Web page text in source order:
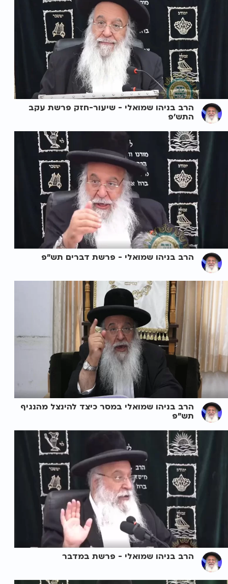
הרב בניהו שמואלי - שיעור-חזק פרשת עקב
התש'פ
הרב בניהו שמואלי - פרשת דברים תש"פ
הרב בניהו שמואלי במסר כיצד להינצל מהנגיף
תש"פ
הרב בניהו שמואלי - פרשת במדבר